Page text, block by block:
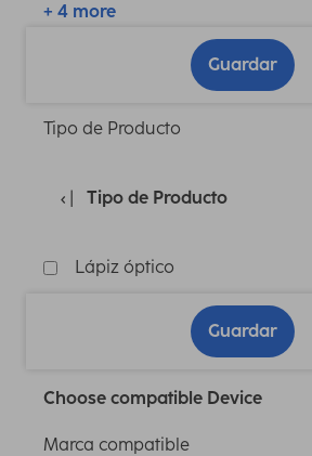
+ 4 more
Guardar
Tipo de Producto
Tipo de Producto
Lápiz óptico
Guardar
Choose compatible Device
Marca compatible